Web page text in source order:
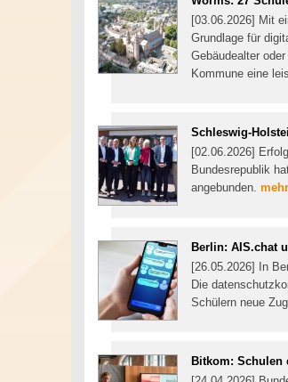
[03.06.2026] Mit
Grundlage für
Gebäudealter
Kommune eine
Schleswig-
[02.06.2026]
Bundesrepublik
angebunden.
Berlin: AIS.chat
[26.05.2026] In
Die
Schülern neue
Bitkom: Schulen